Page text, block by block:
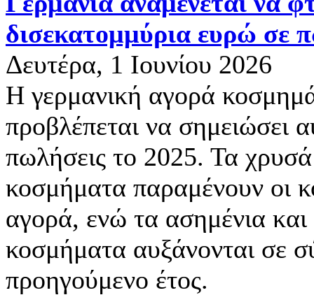
δισεκατομμύρια ευρώ σε
Δευτέρα, 1 Ιουνίου 2026
Η γερμανική αγορά
προβλέπεται να σημειώσει
πωλήσεις το 2025. Τα χρυσά
κοσμήματα παραμένουν οι
αγορά, ενώ τα ασημένια
κοσμήματα αυξάνονται σε
προηγούμενο έτος.